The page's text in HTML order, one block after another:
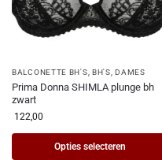
BALCONETTE BH'S BH'S ,DAMES
Prima Donna SHIMLA plunge bh
zwart
122,00
Opties selecteren